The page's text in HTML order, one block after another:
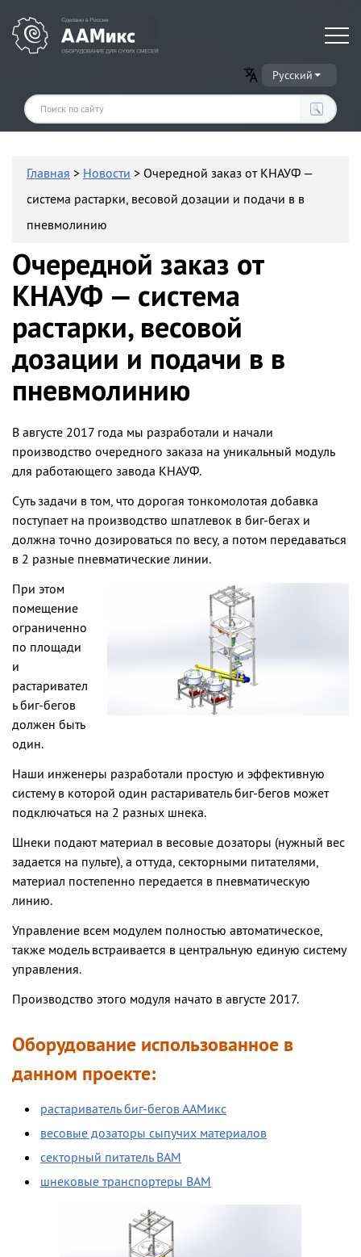
Оборудование для производства сухих строительных смесей
Русский
Главная > Новости > Очередной заказ от КНАУФ —
система растарки, весовой дозации и подачи в в
пневмолинию
Очередной заказ от
КНАУФ — система
растарки, весовой
дозации и подачи в в
пневмолинию
В августе 2017 года мы разработали и начали
производство очередного заказа на уникальный модуль
для работающего завода КНАУФ.
Суть задачи в том, что дорогая тонкомолотая добавка
поступает на производство шпатлевок в биг-бегах и
должна точно дозироваться по весу, а потом передаваться
в 2 разные пневматические линии.
При этом
помещение
ограниченно
по площади
и
растаривател
ь биг-бегов
должен быть
один.
Наши инженеры разработали простую и эффективную
систему в которой один растариватель биг-бегов может
подключаться на 2 разных шнека.
Шнеки подают материал в весовые дозаторы (нужный вес
задается на пульте), а оттуда, секторными питателями,
материал постепенно передается в пневматическую
линию.
Управление всем модулем полностью автоматическое,
также модель встраивается в центральную единую систему
управления.
Производство этого модуля начато в августе 2017.
Оборудование использованное в
данном проекте:
растариватель биг-бегов ААМикс
весовые дозаторы сыпучих материалов
секторный питатель ВАМ
шнековые транспортеры ВАМ